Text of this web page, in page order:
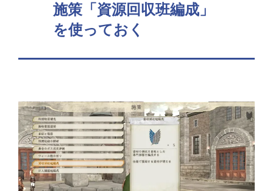
施策「資源回収班編成」
を使っておく